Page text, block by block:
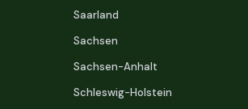
Saarland
Sachsen
Sachsen-Anhalt
Schleswig-Holstein